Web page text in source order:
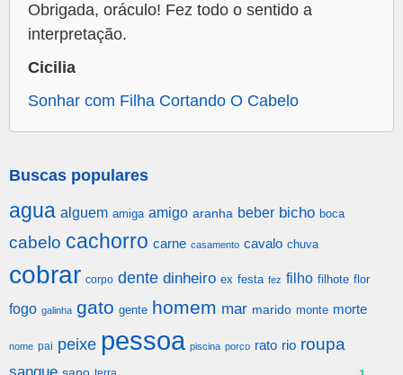
Obrigada, oráculo! Fez todo o sentido a
interpretação.
Cicilia
Sonhar com Filha Cortando O Cabelo
Buscas populares
agua alguem amiga amigo aranha beber bicho boca
cabelo cachorro carne casamento cavalo chuva
cobrar corpo dente dinheiro ex festa fez filho filhote flor
fogo galinha gato gente homem mar marido monte morte
nome pai peixe pessoa piscina porco rato rio roupa